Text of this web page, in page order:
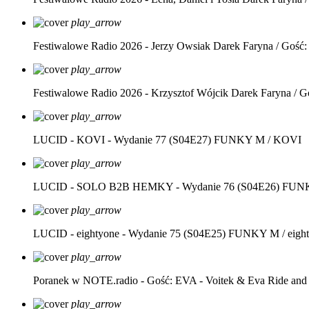
play_arrow
Festiwalowe Radio 2026 - Jerzy Owsiak Darek Faryna /
play_arrow
Festiwalowe Radio 2026 - Krzysztof Wójcik Darek Faryna /
play_arrow
LUCID - KOVI - Wydanie 77 (S04E27) FUNKY M / KOVI
play_arrow
LUCID - SOLO B2B HEMKY - Wydanie 76 (S04E26)
play_arrow
LUCID - eightyone - Wydanie 75 (S04E25) FUNKY M /
play_arrow
Poranek w NOTE.radio - Gość: EVA - Voitek & Eva Ride
play_arrow